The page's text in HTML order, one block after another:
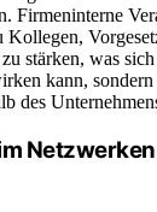
Firmeninterne
stärken, was
kann,
des